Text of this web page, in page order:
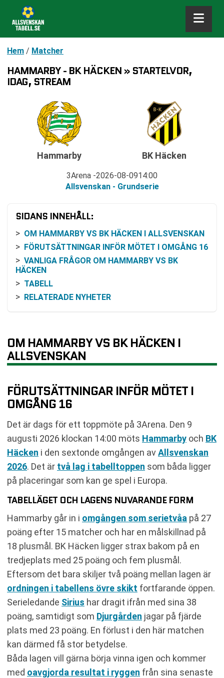
Hem / Matcher
HAMMARBY - BK HÄCKEN » STARTELVOR,
IDAG, STREAM
Hammarby
3Arena 2026-08-0914:00
Allsvenskan - Grundserie
BK Häcken
SIDANS INNEHÅLL:
OM HAMMARBY VS BK HÄCKEN I ALLSVENSKAN
FÖRUTSÄTTNINGAR INFÖR MÖTET I OMGÅNG 16
VANLIGA FRÅGOR OM HAMMARBY VS BK
HÄCKEN
TABELL
RELATERADE NYHETER
OM HAMMARBY VS BK HÄCKEN I
ALLSVENSKAN
FÖRUTSÄTTNINGAR INFÖR MÖTET I
OMGÅNG 16
Det är dags för ett toppmöte på 3Arena. Den 9
augusti 2026 klockan 14:00 möts Hammarby och BK
Häcken i den sextonde omgången avAllsvenskan
2026. Det är två lag i tabelltoppen som båda ligger
på placeringar som kan ge spel i Europa.
TABELLÄGET OCH LAGENS NUVARANDE FORM
Hammarby går in i omgången som serietvåa på 27
poäng efter 15 matcher och har en målskillnad på
18 plusmål. BK Häcken ligger strax bakom på en
tredjeplats med 25 poäng och fem plusmål.
Eftersom det bara skiljer två poäng mellan lagen är
ordningen i tabellens övre skikt fortfarande öppen.
Serieledande Sirius har dragit ifrån med sina 38
poäng, samtidigt som Djurgården jagar på fjärde
plats med 23 poäng. En förlust i den här matchen
kan därmed få stor betydelse.
Båda lagen vill gärna börja vinna igen och kommer
med oavgjorda resultat i ryggen från sina senaste